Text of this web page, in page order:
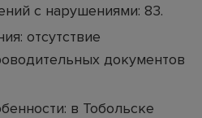
с нарушениями: 83.
отсутствие
документов
в Тобольске